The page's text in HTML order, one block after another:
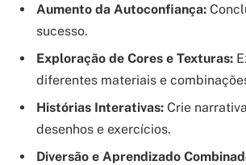
Aumento da Autoconfiança:
sucesso.
Exploração de Cores e Texturas:
diferentes materiais e
Histórias Interativas: Crie
desenhos e exercícios.
Diversão e Aprendizado